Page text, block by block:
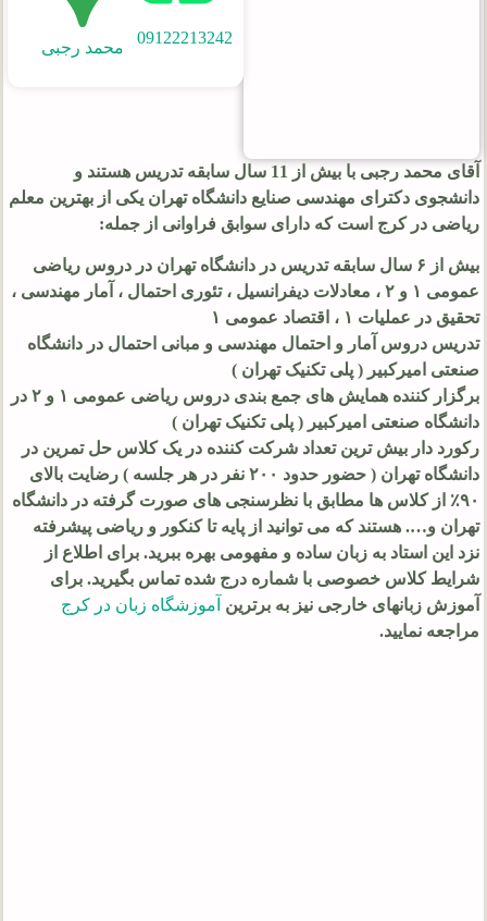
09122213242
محمد رجبی
آقای محمد رجبی با بیش از 11 سال سابقه تدریس هستند و
دانشجوی دکترای مهندسی صنایع دانشگاه تهران یکی از بهترین معلم
ریاضی در کرج است که دارای سوابق فراوانی از جمله:
بیش از ۶ سال سابقه تدریس در دانشگاه تهران در دروس ریاضی
عمومی ۱ و ۲ ، معادلات دیفرانسیل ، تئوری احتمال ، آمار مهندسی ،
تحقیق در عملیات ۱ ، اقتصاد عمومی ۱
تدریس دروس آمار و احتمال مهندسی و مبانی احتمال در دانشگاه
صنعتی امیرکبیر ( پلی تکنیک تهران )
برگزار کننده همایش های جمع بندی دروس ریاضی عمومی ۱ و ۲ در
دانشگاه صنعتی امیرکبیر ( پلی تکنیک تهران )
رکورد دار بیش ترین تعداد شرکت کننده در یک کلاس حل تمرین در
دانشگاه تهران ( حضور حدود ۲۰۰ نفر در هر جلسه ) رضایت بالای
۹۰‎٪ از کلاس ها مطابق با نظرسنجی های صورت گرفته در دانشگاه
تهران و…. هستند که می توانید از پایه تا کنکور و ریاضی پیشرفته
نزد این استاد به زبان ساده و مفهومی بهره ببرید. برای اطلاع از
شرایط کلاس خصوصی با شماره درج شده تماس بگیرید. برای
آموزش زبانهای خارجی نیز به برترین آموزشگاه زبان در کرج
مراجعه نمایید.